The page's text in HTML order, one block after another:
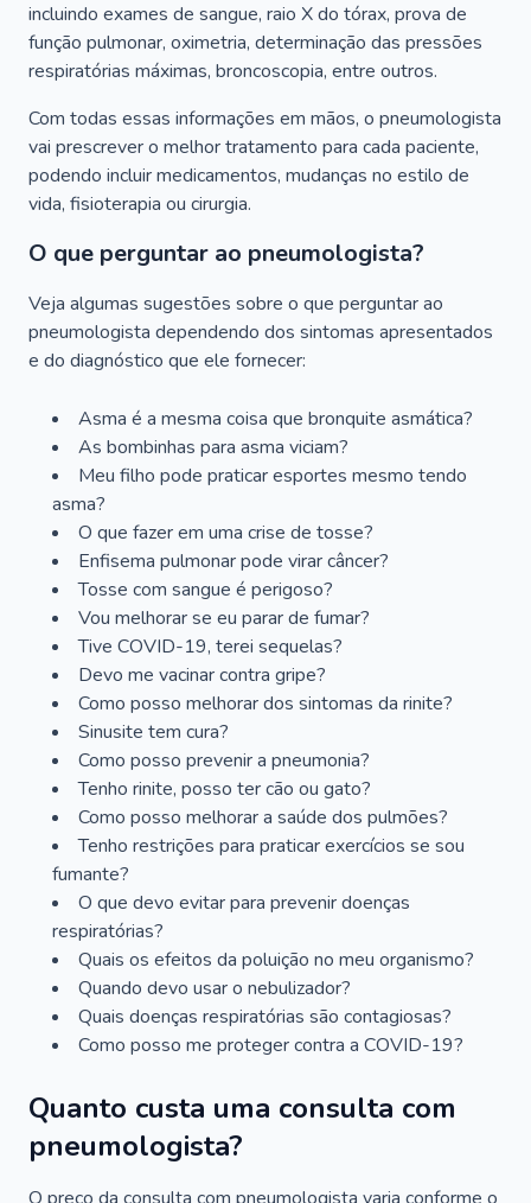
incluindo exames de sangue, raio X do tórax, prova de
função pulmonar, oximetria, determinação das pressões
respiratórias máximas, broncoscopia, entre outros.
Com todas essas informações em mãos, o pneumologista
vai prescrever o melhor tratamento para cada paciente,
podendo incluir medicamentos, mudanças no estilo de
vida, fisioterapia ou cirurgia.
O que perguntar ao pneumologista?
Veja algumas sugestões sobre o que perguntar ao
pneumologista dependendo dos sintomas apresentados
e do diagnóstico que ele fornecer:
Asma é a mesma coisa que bronquite asmática?
As bombinhas para asma viciam?
Meu filho pode praticar esportes mesmo tendo
asma?
O que fazer em uma crise de tosse?
Enfisema pulmonar pode virar câncer?
Tosse com sangue é perigoso?
Vou melhorar se eu parar de fumar?
Tive COVID-19, terei sequelas?
Devo me vacinar contra gripe?
Como posso melhorar dos sintomas da rinite?
Sinusite tem cura?
Como posso prevenir a pneumonia?
Tenho rinite, posso ter cão ou gato?
Como posso melhorar a saúde dos pulmões?
Tenho restrições para praticar exercícios se sou
fumante?
O que devo evitar para prevenir doenças
respiratórias?
Quais os efeitos da poluição no meu organismo?
Quando devo usar o nebulizador?
Quais doenças respiratórias são contagiosas?
Como posso me proteger contra a COVID-19?
Quanto custa uma consulta com
pneumologista?